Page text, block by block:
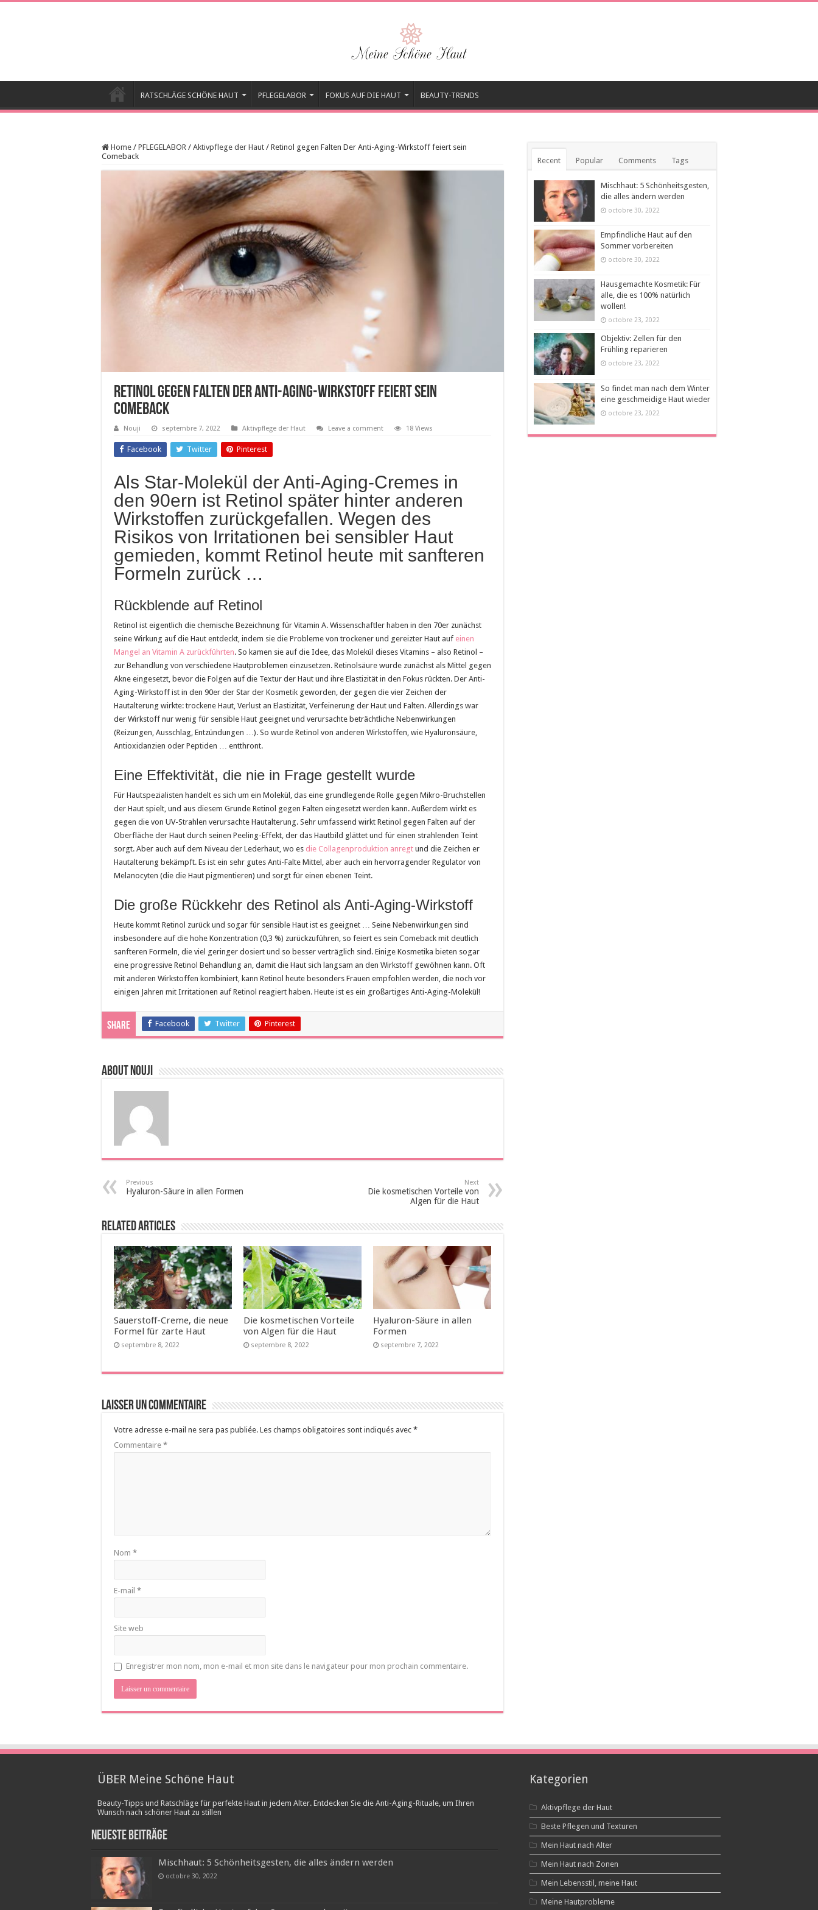
RATSCHLÄGE SCHÖNE HAUT PFLEGELABOR FOKUS AUF DIE HAUT BEAUTY-TRENDS
Home / PFLEGELABOR / Aktivpflege der Haut / Retinol gegen Falten Der Anti-Aging-Wirkstoff feiert sein
Comeback
Retinol gegen Falten Der Anti-Aging-Wirkstoff feiert sein
Comeback
Nouji septembre 7, 2022 Aktivpflege der Haut Leave a comment 18 Views
Facebook Twitter Pinterest
Als Star-Molekül der Anti-Aging-Cremes in
den 90ern ist Retinol später hinter anderen
Wirkstoffen zurückgefallen. Wegen des
Risikos von Irritationen bei sensibler Haut
gemieden, kommt Retinol heute mit sanfteren
Formeln zurück …
Rückblende auf Retinol
Retinol ist eigentlich die chemische Bezeichnung für Vitamin A. Wissenschaftler haben in den 70er zunächst
seine Wirkung auf die Haut entdeckt, indem sie die Probleme von trockener und gereizter Haut auf einen
Mangel an Vitamin A zurückführten. So kamen sie auf die Idee, das Molekül dieses Vitamins – also Retinol –
zur Behandlung von verschiedene Hautproblemen einzusetzen. Retinolsäure wurde zunächst als Mittel gegen
Akne eingesetzt, bevor die Folgen auf die Textur der Haut und ihre Elastizität in den Fokus rückten. Der Anti-
Aging-Wirkstoff ist in den 90er der Star der Kosmetik geworden, der gegen die vier Zeichen der
Hautalterung wirkte: trockene Haut, Verlust an Elastizität, Verfeinerung der Haut und Falten. Allerdings war
der Wirkstoff nur wenig für sensible Haut geeignet und verursachte beträchtliche Nebenwirkungen
(Reizungen, Ausschlag, Entzündungen …). So wurde Retinol von anderen Wirkstoffen, wie Hyaluronsäure,
Antioxidanzien oder Peptiden … entthront.
Eine Effektivität, die nie in Frage gestellt wurde
Für Hautspezialisten handelt es sich um ein Molekül, das eine grundlegende Rolle gegen Mikro-Bruchstellen
der Haut spielt, und aus diesem Grunde Retinol gegen Falten eingesetzt werden kann. Außerdem wirkt es
gegen die von UV-Strahlen verursachte Hautalterung. Sehr umfassend wirkt Retinol gegen Falten auf der
Oberfläche der Haut durch seinen Peeling-Effekt, der das Hautbild glättet und für einen strahlenden Teint
sorgt. Aber auch auf dem Niveau der Lederhaut, wo es die Collagenproduktion anregt und die Zeichen er
Hautalterung bekämpft. Es ist ein sehr gutes Anti-Falte Mittel, aber auch ein hervorragender Regulator von
Melanocyten (die die Haut pigmentieren) und sorgt für einen ebenen Teint.
Die große Rückkehr des Retinol als Anti-Aging-Wirkstoff
Heute kommt Retinol zurück und sogar für sensible Haut ist es geeignet … Seine Nebenwirkungen sind
insbesondere auf die hohe Konzentration (0,3 %) zurückzuführen, so feiert es sein Comeback mit deutlich
sanfteren Formeln, die viel geringer dosiert und so besser verträglich sind. Einige Kosmetika bieten sogar
eine progressive Retinol Behandlung an, damit die Haut sich langsam an den Wirkstoff gewöhnen kann. Oft
mit anderen Wirkstoffen kombiniert, kann Retinol heute besonders Frauen empfohlen werden, die noch vor
einigen Jahren mit Irritationen auf Retinol reagiert haben. Heute ist es ein großartiges Anti-Aging-Molekül!
Share Facebook Twitter Pinterest
About Nouji
Previous
Hyaluron-Säure in allen Formen
Next
Die kosmetischen Vorteile von
Algen für die Haut
Related Articles
Sauerstoff-Creme, die neue
Formel für zarte Haut
septembre 8, 2022
Die kosmetischen Vorteile
von Algen für die Haut
septembre 8, 2022
Hyaluron-Säure in allen
Formen
septembre 7, 2022
Laisser un commentaire
Votre adresse e-mail ne sera pas publiée. Les champs obligatoires sont indiqués avec *
Commentaire *
Nom *
E-mail *
Site web
Enregistrer mon nom, mon e-mail et mon site dans le navigateur pour mon prochain commentaire.
Recent Popular Comments Tags
Mischhaut: 5 Schönheitsgesten,
die alles ändern werden
octobre 30, 2022
Empfindliche Haut auf den
Sommer vorbereiten
octobre 30, 2022
Hausgemachte Kosmetik: Für
alle, die es 100% natürlich
wollen!
octobre 23, 2022
Objektiv: Zellen für den
Frühling reparieren
octobre 23, 2022
So findet man nach dem Winter
eine geschmeidige Haut wieder
octobre 23, 2022
ÜBER Meine Schöne Haut
Beauty-Tipps und Ratschläge für perfekte Haut in jedem Alter. Entdecken Sie die Anti-Aging-Rituale, um Ihren
Wunsch nach schöner Haut zu stillen
Neueste Beiträge
Mischhaut: 5 Schönheitsgesten, die alles ändern werden
octobre 30, 2022
Kategorien
Aktivpflege der Haut
Beste Pflegen und Texturen
Mein Haut nach Alter
Mein Haut nach Zonen
Mein Lebensstil, meine Haut
Meine Hautprobleme